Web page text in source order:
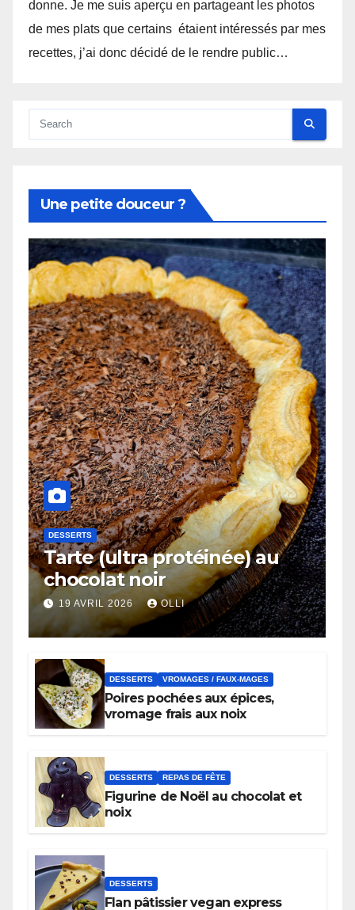
donne. Je me suis aperçu en partageant les photos
de mes plats que certains étaient intéressés par mes
recettes, j’ai donc décidé de le rendre public…
Une petite douceur ?
DESSERTS
Tarte (ultra protéinée) au
chocolat noir
19 AVRIL 2026 OLLI
DESSERTS VROMAGES / FAUX-MAGES
Poires pochées aux épices,
vromage frais aux noix
DESSERTS REPAS DE FÊTE
Figurine de Noël au chocolat et
noix
DESSERTS
Flan pâtissier vegan express